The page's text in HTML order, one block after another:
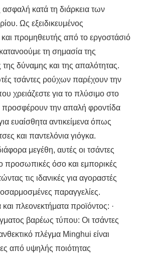
ασφαλή κατά τη διάρκεια των
Ως εξειδικευμένος
προμηθευτής από το εργοστάσιό
τη σημασία της
δύναμης και της απαλότητας.
τσάντες ρούχων παρέχουν την
χρειάζεστε για το πλύσιμο στο
προσφέρουν την απαλή φροντίδα
ευαίσθητα αντικείμενα όπως
και παντελόνια γιόγκα.
μεγέθη, αυτές οι τσάντες
προσωπικές όσο και εμπορικές
τις ιδανικές για αγοραστές
παραγγελίες.
και πλεονεκτήματα προϊόντος: ·
βαρέως τύπου: Οι τσάντες
πλέγμα Minghui είναι
από υψηλής ποιότητας